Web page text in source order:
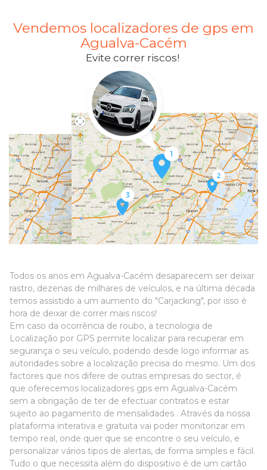
Vendemos localizadores de gps em
Agualva-Cacém
Evite correr riscos!
Todos os anos em Agualva-Cacém desaparecem ser deixar
rastro, dezenas de milhares de veículos, e na última década
temos assistido a um aumento do "Carjacking", por isso é
hora de deixar de correr mais riscos!
Em caso da ocorrência de roubo, a tecnologia de
Localização por GPS permite localizar para recuperar em
segurança o seu veículo, podendo desde logo informar as
autoridades sobre a localização precisa do mesmo. Um dos
factores que nos difere de outras empresas do sector, é
que oferecemos localizadores gps em Agualva-Cacém
sem a obrigação de ter de efectuar contratos e estar
sujeito ao pagamento de mensalidades . Através da nossa
plataforma interativa e gratuita vai poder monitorizar em
tempo real, onde quer que se encontre o seu veículo, e
personalizar vários tipos de alertas, de forma simples e fácil.
Tudo o que necessita além do dispositivo é de um cartão